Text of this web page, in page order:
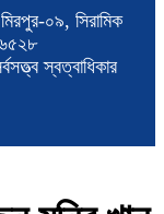
০৯, সিরামিক
স্বত্বাধিকার